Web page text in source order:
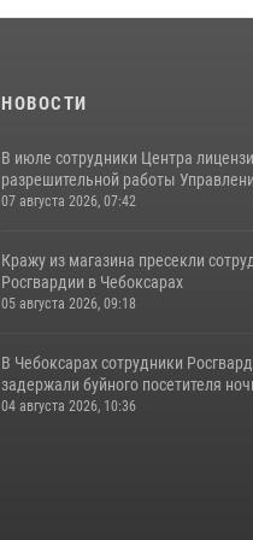
НОВОСТИ
В июле сотрудники Центра
разрешительной работы
07 августа 2026, 07:42
Кражу из магазина пресекли
Росгвардии в Чебоксарах
05 августа 2026, 09:18
В Чебоксарах сотрудники
задержали буйного посетителя
04 августа 2026, 10:36